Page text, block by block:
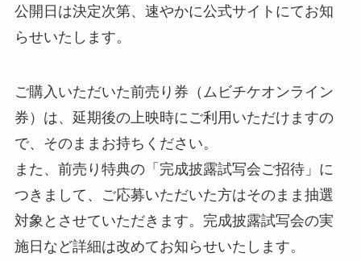
公開日は決定次第、速やかに公式サイトにてお知
らせいたします。
ご購入いただいた前売り券（ムビチケオンライン
券）は、延期後の上映時にご利用いただけますの
で、そのままお持ちください。
また、前売り特典の「完成披露試写会ご招待」に
つきまして、ご応募いただいた方はそのまま抽選
対象とさせていただきます。完成披露試写会の実
施日など詳細は改めてお知らせいたします。